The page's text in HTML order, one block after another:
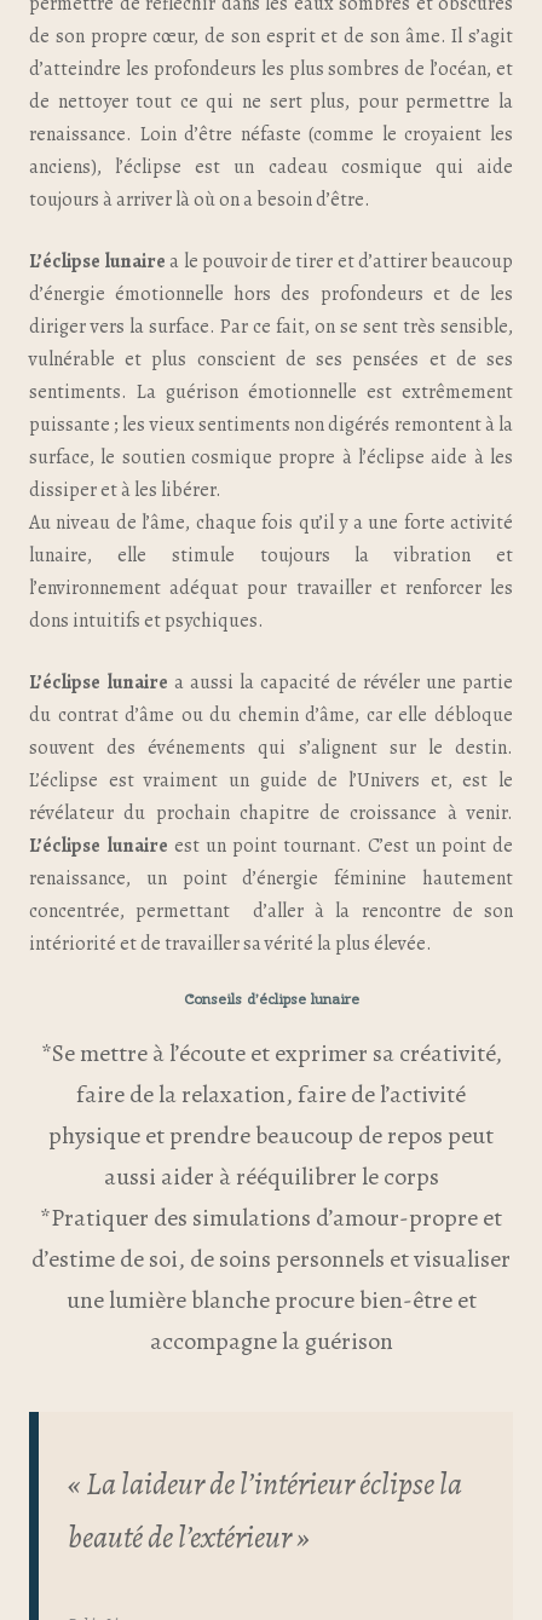
de son propre cœur, de son esprit et de son âme. Il s’agit
d’atteindre les profondeurs les plus sombres de l’océan, et
de nettoyer tout ce qui ne sert plus, pour permettre la
renaissance. Loin d’être néfaste (comme le croyaient les
anciens), l’éclipse est un cadeau cosmique qui aide
toujours à arriver là où on a besoin d’être.
L’éclipse lunaire a le pouvoir de tirer et d’attirer beaucoup
d’énergie émotionnelle hors des profondeurs et de les
diriger vers la surface. Par ce fait, on se sent très sensible,
vulnérable et plus conscient de ses pensées et de ses
sentiments. La guérison émotionnelle est extrêmement
puissante ; les vieux sentiments non digérés remontent à la
surface, le soutien cosmique propre à l’éclipse aide à les
dissiper et à les libérer.
Au niveau de l’âme, chaque fois qu’il y a une forte activité
lunaire, elle stimule toujours la vibration et
l’environnement adéquat pour travailler et renforcer les
dons intuitifs et psychiques.
L’éclipse lunaire a aussi la capacité de révéler une partie
du contrat d’âme ou du chemin d’âme, car elle débloque
souvent des événements qui s’alignent sur le destin.
L’éclipse est vraiment un guide de l’Univers et, est le
révélateur du prochain chapitre de croissance à venir.
L’éclipse lunaire est un point tournant. C’est un point de
renaissance, un point d’énergie féminine hautement
concentrée, permettant d’aller à la rencontre de son
intériorité et de travailler sa vérité la plus élevée.
Conseils d’éclipse lunaire
*Se mettre à l’écoute et exprimer sa créativité,
faire de la relaxation, faire de l’activité
physique et prendre beaucoup de repos peut
aussi aider à rééquilibrer le corps
*Pratiquer des simulations d’amour-propre et
d’estime de soi, de soins personnels et visualiser
une lumière blanche procure bien-être et
accompagne la guérison
« La laideur de l’intérieur éclipse la
beauté de l’extérieur »